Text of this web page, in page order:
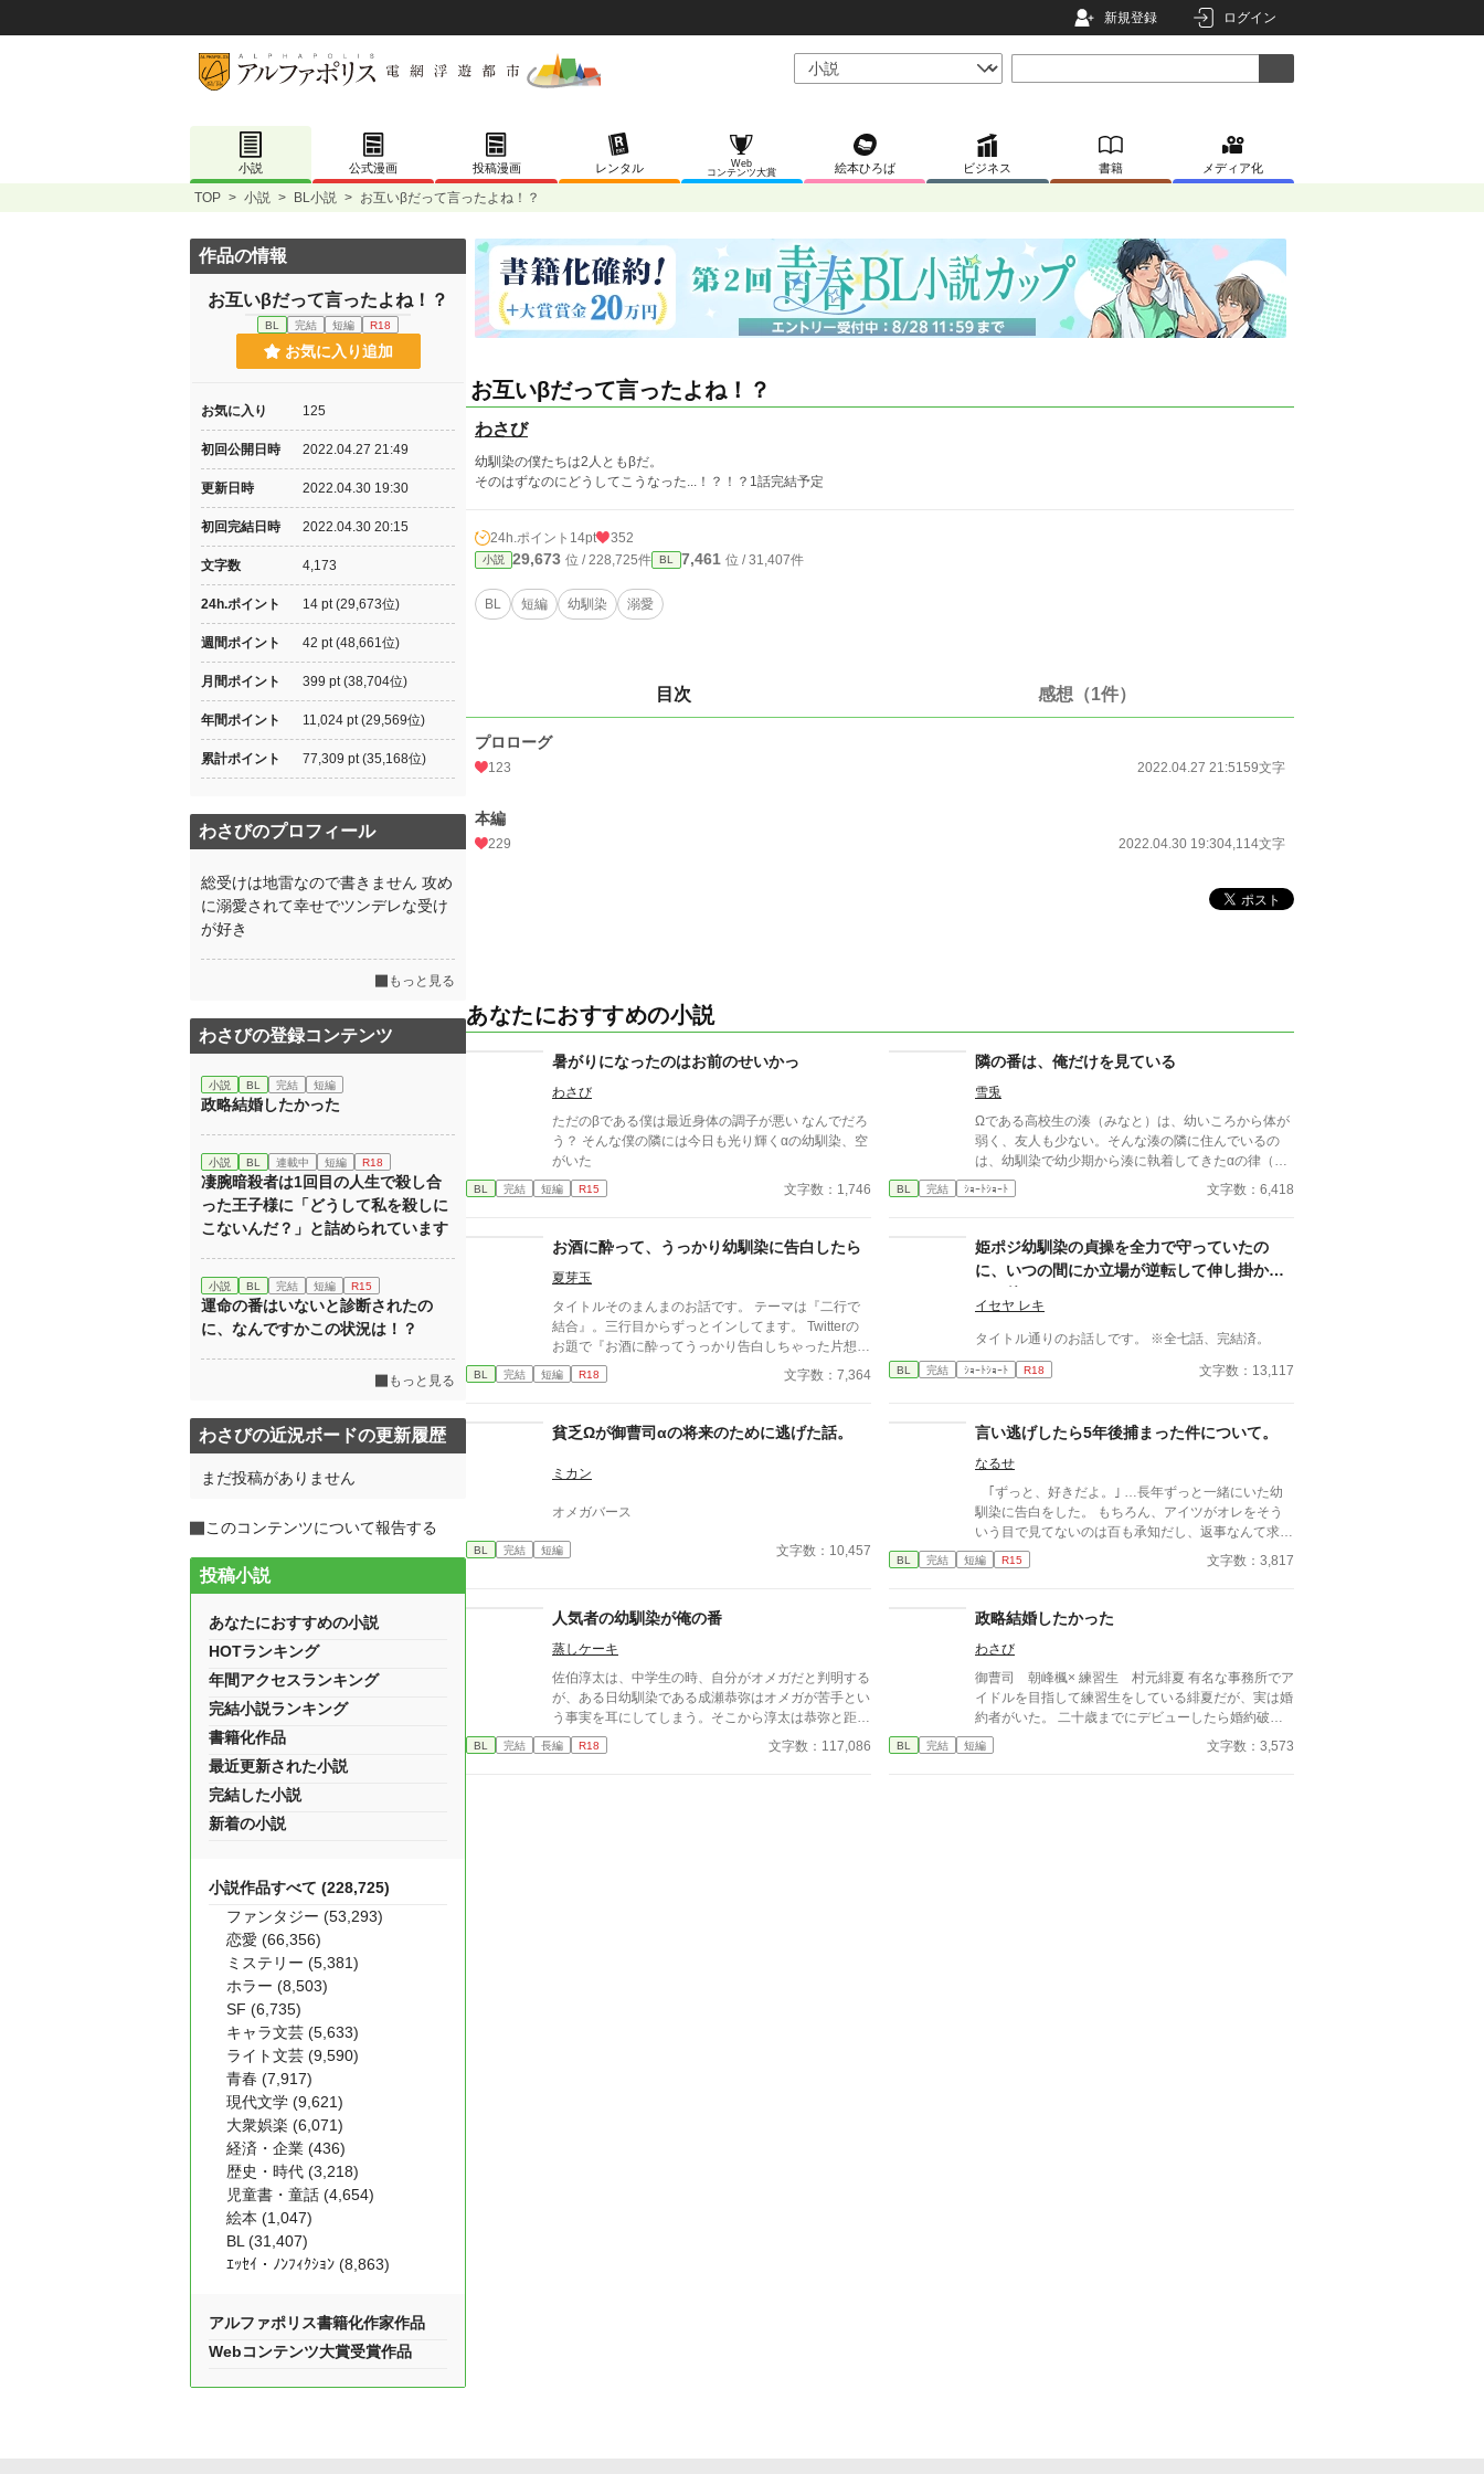
新規登録 ログイン
小説 公式漫画 投稿漫画 レンタル
Web
コンテンツ大賞
絵本ひろば ビジネス 書籍 メディア化
TOP > 小説 > BL小説 > お互いβだって言ったよね！？
お互いβだって言ったよね！？
わさび
幼馴染の僕たちは2人ともβだ。
そのはずなのにどうしてこうなった...！？！？1話完結予定
24h.ポイント 14pt 352
小説 29,673 位 / 228,725件 BL 7,461 位 / 31,407件
BL 短編 幼馴染 溺愛
目次 感想（1件）
プロローグ
123 2022.04.27 21:5159文字
本編
229 2022.04.30 19:304,114文字
あなたにおすすめの小説
暑がりになったのはお前のせいかっ
わさび
ただのβである僕は最近身体の調子が悪い なんでだろ
う？ そんな僕の隣には今日も光り輝くαの幼馴染、空
がいた
BL 完結 短編 R15 文字数：1,746
隣の番は、俺だけを見ている
雪兎
Ωである高校生の湊（みなと）は、幼いころから体が
弱く、友人も少ない。そんな湊の隣に住んでいるの
は、幼馴染で幼少期から湊に執着してきたαの律（り
つ）。律は湊の護衛のように常にそばにいて、彼に近
づく人間を片っ端から遠ざけてしまう。 ある日、湊
のもやはり律だった。逃れられない幼馴染との関係に
戸惑う湊だが、律は静かに囁く。「もう、俺からは逃
げられない」――。 執着愛が静かに絡みつく、オメ
ガバース・あまあま系BL。 【キャラクター設定】 ■
ガ） 年齢：17歳 性格：引っ込み思案でおとなしい
が、内面は芯が強い。幼少期から体が弱く、他人に頼
ることが多かったため、律に守られるのが当たり前に
（攻め） 名前：律（りつ） 属性：α（アルファ） 年
齢：18歳 性格：独占欲が非常に強く、湊に対しての
こととなると感情的になる。 特徴：長身で整った顔
立ち。黒髪でクールな雰囲気。幼少期に湊を助けたこ
とをきっかけに執着心が芽生え、彼を「俺の番」と心
に決めている。
BL 完結 ｼｮｰﾄｼｮｰﾄ 文字数：6,418
お酒に酔って、うっかり幼馴染に告白したら
夏芽玉
タイトルそのまんまのお話です。 テーマは『二行で
結合』。三行目からずっとインしてます。 Twitterの
お題で『お酒に酔ってうっかり告白しちゃった片想い
くんの小説を書いて下さい』と出たので、勢いで書き
ました。 執着攻め(19大学生)×鈍感受け(20大学生)
BL 完結 短編 R18 文字数：7,364
姫ポジ幼馴染の貞操を全力で守っていたの
に、いつの間にか立場が逆転して伸し掛から
イセヤ レキ
タイトル通りのお話しです。 ※全七話、完結済。
BL 完結 ｼｮｰﾄｼｮｰﾄ R18 文字数：13,117
貧乏Ωが御曹司αの将来のために逃げた話。
ミカン
オメガバース
BL 完結 短編 文字数：10,457
言い逃げしたら5年後捕まった件について。
なるせ
｢ずっと、好きだよ。｣ …長年ずっと一緒にいた幼
馴染に告白をした。 もちろん、アイツがオレをそう
いう目で見てないのは百も承知だし、返事なんて求め
てない。 ただ、これからはもう一緒にいないから…
想いを伝えるぐらい、許してくれ。 そう思って告
5年経ったんだけど… なんでアイツに馬乗りにされ
ね、、、、
BL 完結 短編 R15 文字数：3,817
人気者の幼馴染が俺の番
蒸しケーキ
佐伯淳太は、中学生の時、自分がオメガだと判明する
が、ある日幼馴染である成瀬恭弥はオメガが苦手とい
う事実を耳にしてしまう。そこから淳太は恭弥と距離
を置き始めるが、実は恭弥は淳太のことがずっと好き
で、、、 ※「二人で過ごす発情期の話」の二人が高
BL 完結 長編 R18 文字数：117,086
政略結婚したかった
わさび
御曹司 朝峰楓× 練習生 村元緋夏 有名な事務所でア
イドルを目指して練習生をしている緋夏だが、実は婚
約者がいた。 二十歳までにデビューしたら婚約破棄
デビューできなかったらそのまま結婚 楓と緋夏は隣
同士に住む幼馴染で親はどちらも経営者。 会社のた
BL 完結 短編 文字数：3,573
作品の情報
お互いβだって言ったよね！？
BL 完結 短編 R18
お気に入り追加
お気に入り 125
初回公開日時 2022.04.27 21:49
更新日時 2022.04.30 19:30
初回完結日時 2022.04.30 20:15
文字数 4,173
24h.ポイント 14 pt (29,673位)
週間ポイント 42 pt (48,661位)
月間ポイント 399 pt (38,704位)
年間ポイント 11,024 pt (29,569位)
累計ポイント 77,309 pt (35,168位)
わさびのプロフィール
総受けは地雷なので書きません 攻め
に溺愛されて幸せでツンデレな受け
が好き
もっと見る
わさびの登録コンテンツ
小説 BL 完結 短編
政略結婚したかった
小説 BL 連載中 短編 R18
凄腕暗殺者は1回目の人生で殺し合
った王子様に「どうして私を殺しに
こないんだ？」と詰められています
小説 BL 完結 短編 R15
運命の番はいないと診断されたの
に、なんですかこの状況は！？
もっと見る
わさびの近況ボードの更新履歴
まだ投稿がありません
このコンテンツについて報告する
投稿小説
あなたにおすすめの小説
HOTランキング
年間アクセスランキング
完結小説ランキング
書籍化作品
最近更新された小説
完結した小説
新着の小説
小説作品すべて (228,725)
ファンタジー (53,293)
恋愛 (66,356)
ミステリー (5,381)
ホラー (8,503)
SF (6,735)
キャラ文芸 (5,633)
ライト文芸 (9,590)
青春 (7,917)
現代文学 (9,621)
大衆娯楽 (6,071)
経済・企業 (436)
歴史・時代 (3,218)
児童書・童話 (4,654)
絵本 (1,047)
BL (31,407)
ｴｯｾｲ・ﾉﾝﾌｨｸｼｮﾝ (8,863)
アルファポリス書籍化作家作品
Webコンテンツ大賞受賞作品